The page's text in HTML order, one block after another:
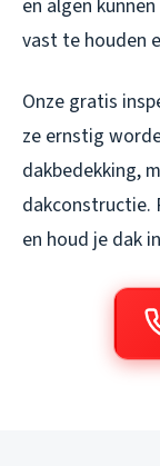
en algen
vast te houden
Onze gratis
ze ernstig
dakbedekking,
dakconstructie.
en houd je dak